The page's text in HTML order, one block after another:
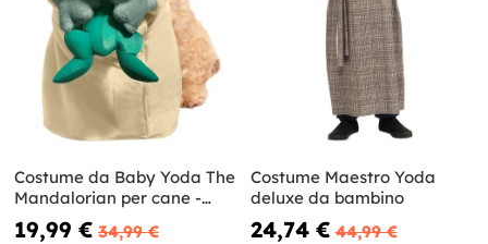
Costume da Baby Yoda The
Mandalorian per cane -
Star Wars
19,99 € 34,99 €
Costume Maestro Yoda
deluxe da bambino
24,74 € 44,99 €